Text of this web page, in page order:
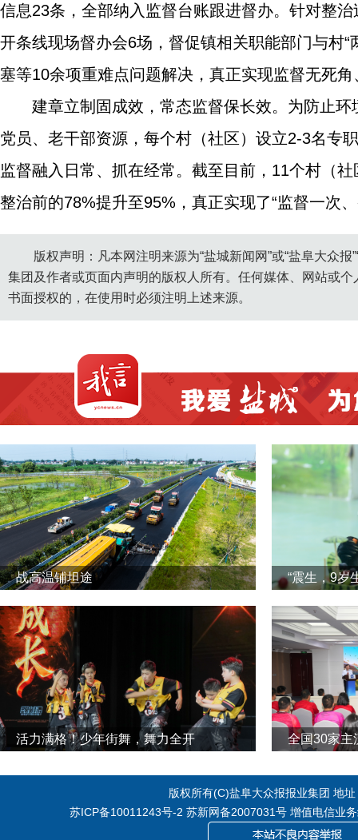
信息23条，全部纳入监督台账跟进督办。针对整
开条线现场督办会6场，督促镇相关职能部门与村
塞等10余项重难点问题解决，真正实现监督无死
建章立制固成效，常态监督保长效。为防止
党员、老干部资源，每个村（社区）设立2-3名专
监督融入日常、抓在经常。截至目前，11个村（
整治前的78%提升至95%，真正实现了“监督一次
版权声明：凡本网注明来源为“盐城新闻网”或“盐阜大众
集团及作者或页面内声明的版权人所有。任何媒体、网站或
书面授权的，在使用时必须注明上述来源。
战高温铺坦途 “震生，9岁
活力满格！少年街舞，舞力全开 全国30家主
版权所有(C)盐阜大众报报业集团 地
苏ICP备10011243号-2 苏新网备2007031号 增值电信业